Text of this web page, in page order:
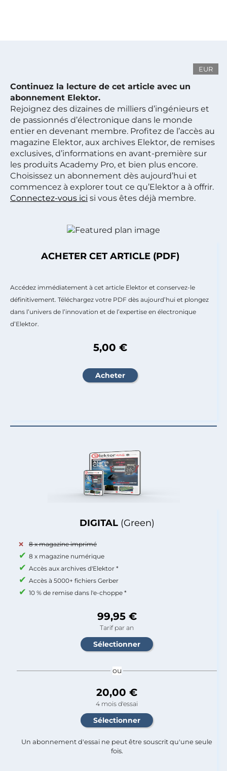
EUR
Continuez la lecture de cet article avec un
abonnement Elektor.
Rejoignez des dizaines de milliers d’ingénieurs et
de passionnés d’électronique dans le monde
entier en devenant membre. Profitez de l’accès au
magazine Elektor, aux archives Elektor, de remises
exclusives, d’informations en avant-première sur
les produits Academy Pro, et bien plus encore.
Choisissez un abonnement dès aujourd’hui et
commencez à explorer tout ce qu’Elektor a à offrir.
Connectez-vous ici si vous êtes déjà membre.
DIGITAL (Green)
8 x magazine imprimé
8 x magazine numérique
Accès aux archives d'Elektor *
Accès à 5000+ fichiers Gerber
10 % de remise dans l'e-choppe *
99,95 €
Tarif par an
ou
20,00 €
4 mois d'essai
Un abonnement d'essai ne peut être souscrit qu'une seule
fois.​
ACHETER CET ARTICLE (PDF)
Accédez immédiatement à cet article Elektor et conservez-le
définitivement. Téléchargez votre PDF dès aujourd’hui et plongez
dans l’univers de l’innovation et de l’expertise en électronique
d’Elektor.
5,00 €